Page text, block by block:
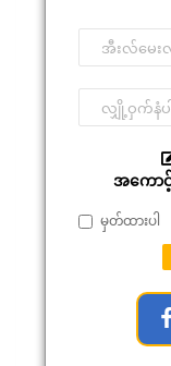
အကော
မှတ်ထားပါ